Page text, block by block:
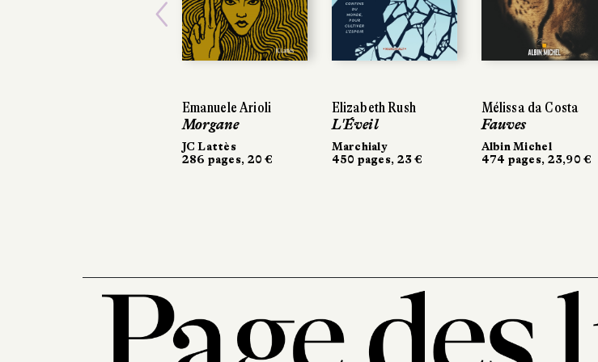
Emanuele Arioli
Morgane
JC Lattès
286 pages, 20 €
Elizabeth Rush
L'Éveil
Marchialy
450 pages, 23 €
Mélissa da Costa
Fauves
Albin Michel
474 pages, 23,90 €
Previous